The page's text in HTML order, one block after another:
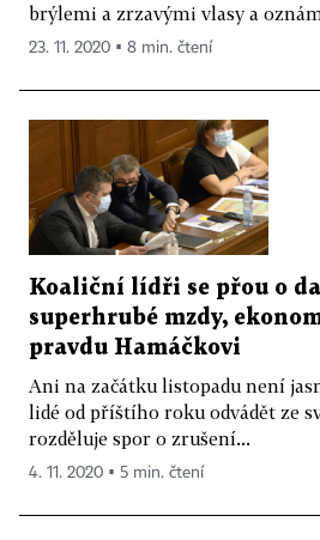
brýlemi a zrzavými vlasy a
23. 11. 2020 ▪ 8 min. čtení
Koaliční lídři se přou o
superhrubé mzdy,
pravdu Hamáčkovi
Ani na začátku listopadu není
lidé od příštího roku odvádět ze
rozděluje spor o zrušení...
4. 11. 2020 ▪ 5 min. čtení